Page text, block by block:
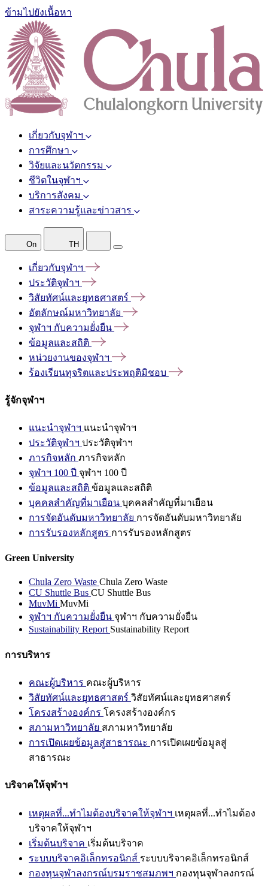
ข้ามไปยังเนื้อหา
เกี่ยวกับจุฬาฯ
การศึกษา
วิจัยและนวัตกรรม
ชีวิตในจุฬาฯ
บริการสังคม
สาระความรู้และข่าวสาร
On TH
เกี่ยวกับจุฬาฯ
ประวัติจุฬาฯ
วิสัยทัศน์และยุทธศาสตร์
อัตลักษณ์มหาวิทยาลัย
จุฬาฯ กับความยั่งยืน
ข้อมูลและสถิติ
หน่วยงานของจุฬาฯ
ร้องเรียนทุจริตและประพฤติมิชอบ
รู้จักจุฬาฯ
แนะนำจุฬาฯ แนะนำจุฬาฯ
ประวัติจุฬาฯ ประวัติจุฬาฯ
ภารกิจหลัก ภารกิจหลัก
จุฬาฯ 100 ปี จุฬาฯ 100 ปี
ข้อมูลและสถิติ ข้อมูลและสถิติ
บุคคลสำคัญที่มาเยือน บุคคลสำคัญที่มาเยือน
การจัดอันดับมหาวิทยาลัย การจัดอันดับมหาวิทยาลัย
การรับรองหลักสูตร การรับรองหลักสูตร
Green University
Chula Zero Waste Chula Zero Waste
CU Shuttle Bus CU Shuttle Bus
MuvMi MuvMi
จุฬาฯ กับความยั่งยืน จุฬาฯ กับความยั่งยืน
Sustainability Report Sustainability Report
การบริหาร
คณะผู้บริหาร คณะผู้บริหาร
วิสัยทัศน์และยุทธศาสตร์ วิสัยทัศน์และยุทธศาสตร์
โครงสร้างองค์กร โครงสร้างองค์กร
สภามหาวิทยาลัย สภามหาวิทยาลัย
การเปิดเผยข้อมูลสู่สาธารณะ การเปิดเผยข้อมูลสู่
สาธารณะ
บริจาคให้จุฬาฯ
เหตุผลที่...ทำไมต้องบริจาคให้จุฬาฯ เหตุผลที่...ทำไมต้อง
บริจาคให้จุฬาฯ
เริ่มต้นบริจาค เริ่มต้นบริจาค
ระบบบริจาคอิเล็กทรอนิกส์ ระบบบริจาคอิเล็กทรอนิกส์
กองทุนจุฬาลงกรณ์บรมราชสมภพฯ กองทุนจุฬาลงกรณ์